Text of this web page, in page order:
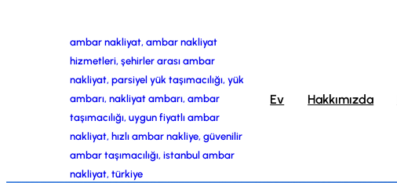
ambar nakliyat, ambar nakliyat
hizmetleri, şehirler arası ambar
nakliyat, parsiyel yük taşımacılığı, yük
ambarı, nakliyat ambarı, ambar
taşımacılığı, uygun fiyatlı ambar
nakliyat, hızlı ambar nakliye, güvenilir
ambar taşımacılığı, istanbul ambar
nakliyat, türkiye
Ev Hakkımızda